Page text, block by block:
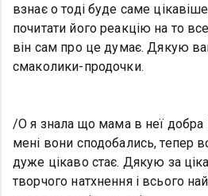
взнає о тоді буде саме
почитати його реакцію на то
він сам про це думає. Дякую
смаколики-продочки.
/О я знала що мама в неї добра
мені вони сподобались, тепер
дуже цікаво стає. Дякую за
творчого натхнення і всього